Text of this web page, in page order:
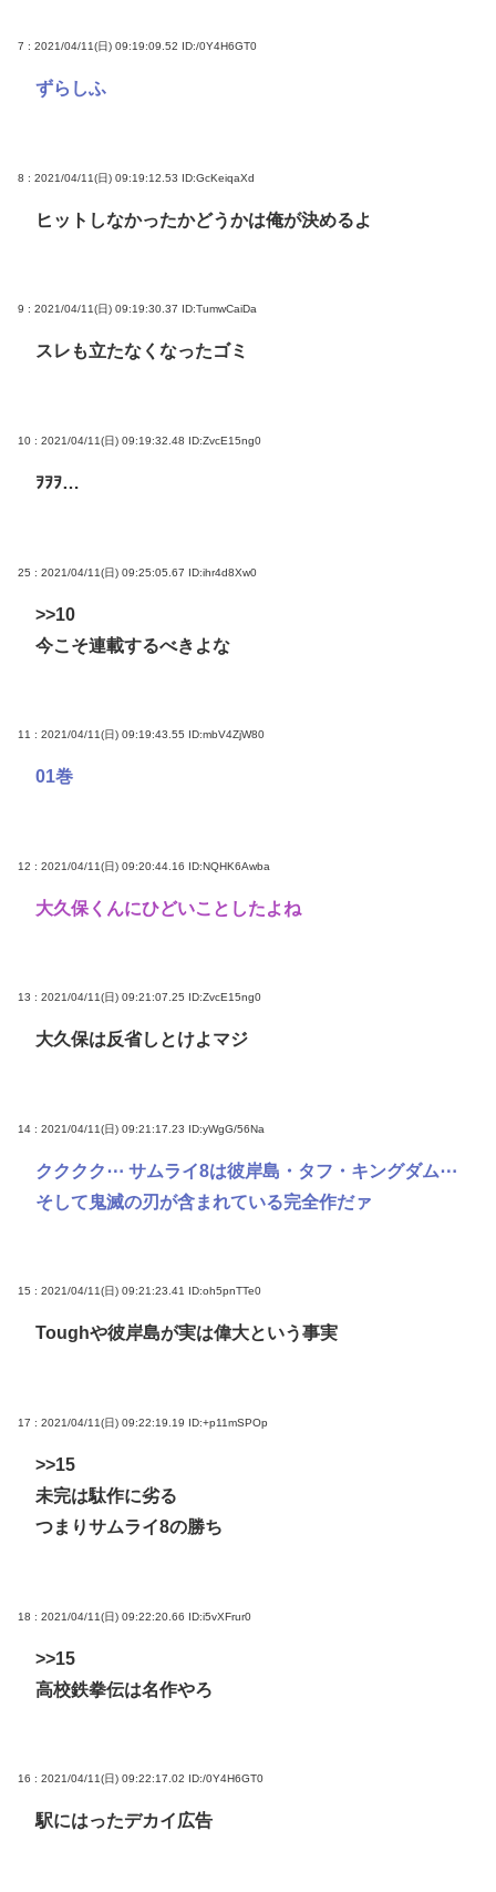
7 : 2021/04/11(日) 09:19:09.52 ID:/0Y4H6GT0
ずらしふ
8 : 2021/04/11(日) 09:19:12.53 ID:GcKeiqaXd
ヒットしなかったかどうかは俺が決めるよ
9 : 2021/04/11(日) 09:19:30.37 ID:TumwCaiDa
スレも立たなくなったゴミ
10 : 2021/04/11(日) 09:19:32.48 ID:ZvcE15ng0
ｦｦｦ…
25 : 2021/04/11(日) 09:25:05.67 ID:ihr4d8Xw0
>>10
今こそ連載するべきよな
11 : 2021/04/11(日) 09:19:43.55 ID:mbV4ZjW80
01巻
12 : 2021/04/11(日) 09:20:44.16 ID:NQHK6Awba
大久保くんにひどいことしたよね
13 : 2021/04/11(日) 09:21:07.25 ID:ZvcE15ng0
大久保は反省しとけよマジ
14 : 2021/04/11(日) 09:21:17.23 ID:yWgG/56Na
クククク⋯ サムライ8は彼岸島・タフ・キングダム⋯
そして鬼滅の刃が含まれている完全作だァ
15 : 2021/04/11(日) 09:21:23.41 ID:oh5pnTTe0
Toughや彼岸島が実は偉大という事実
17 : 2021/04/11(日) 09:22:19.19 ID:+p11mSPOp
>>15
未完は駄作に劣る
つまりサムライ8の勝ち
18 : 2021/04/11(日) 09:22:20.66 ID:i5vXFrur0
>>15
高校鉄拳伝は名作やろ
16 : 2021/04/11(日) 09:22:17.02 ID:/0Y4H6GT0
駅にはったデカイ広告